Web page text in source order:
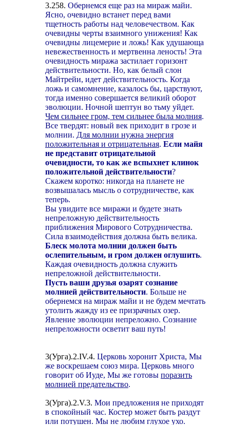
3.258. Обернемся еще раз на мираж майи.
Ясно, очевидно встанет перед вами
тщетность работы над человечеством. Как
очевидны черты взаимного унижения! Как
очевидны лицемерие и ложь! Как удушающа
невежественность и мертвенна леность! Эта
очевидность миража застилает горизонт
действительности. Но, как белый слон
Майтрейи, идет действительность. Когда
ложь и самомнение, казалось бы, царствуют,
тогда именно совершается великий оборот
эволюции. Ночной шептун во тьму уйдет.
Чем сильнее гром, тем сильнее была молния.
Все твердят: новый век приходит в грозе и
молнии. Для молнии нужна энергия
положительная и отрицательная. Если майя
не представит отрицательной
очевидности, то как же вспыхнет клинок
положительной действительности?
Скажем коротко: никогда на планете не
возвышалась мысль о сотрудничестве, как
теперь.
Вы увидите все миражи и будете знать
непреложную действительность
приближения Мирового Сотрудничества.
Сила взаимодействия должна быть велика.
Блеск молота молнии должен быть
ослепительным, и гром должен оглушить.
Каждая очевидность должна служить
непреложной действительности.
Пусть ваши друзья озарят сознание
молнией действительности. Больше не
обернемся на мираж майи и не будем мечтать
утолить жажду из ее призрачных озер.
Явление эволюции непреложно. Сознание
непреложности осветит ваш путь!
3(Урга).2.IV.4. Церковь хоронит Христа, Мы
же воскрешаем союз мира. Церковь много
говорит об Иуде, Мы же готовы поразить
молнией предательство.
3(Урга).2.V.3. Мои предложения не приходят
в спокойный час. Костер может быть раздут
или потушен. Мы не любим глухое ухо.